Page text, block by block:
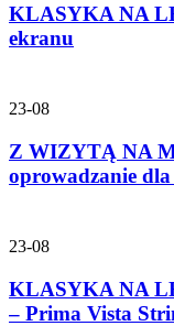
KLASYKA NA
ekranu
23-08
Z WIZYTĄ NA
oprowadzanie dla
23-08
KLASYKA NA
– Prima Vista